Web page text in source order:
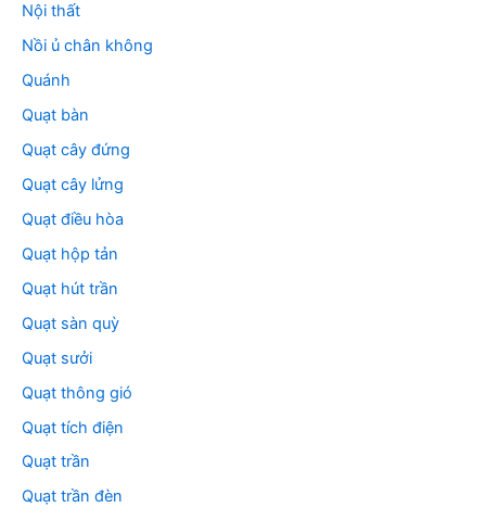
Nội thất
Nồi ủ chân không
Quánh
Quạt bàn
Quạt cây đứng
Quạt cây lửng
Quạt điều hòa
Quạt hộp tản
Quạt hút trần
Quạt sàn quỳ
Quạt sưởi
Quạt thông gió
Quạt tích điện
Quạt trần
Quạt trần đèn